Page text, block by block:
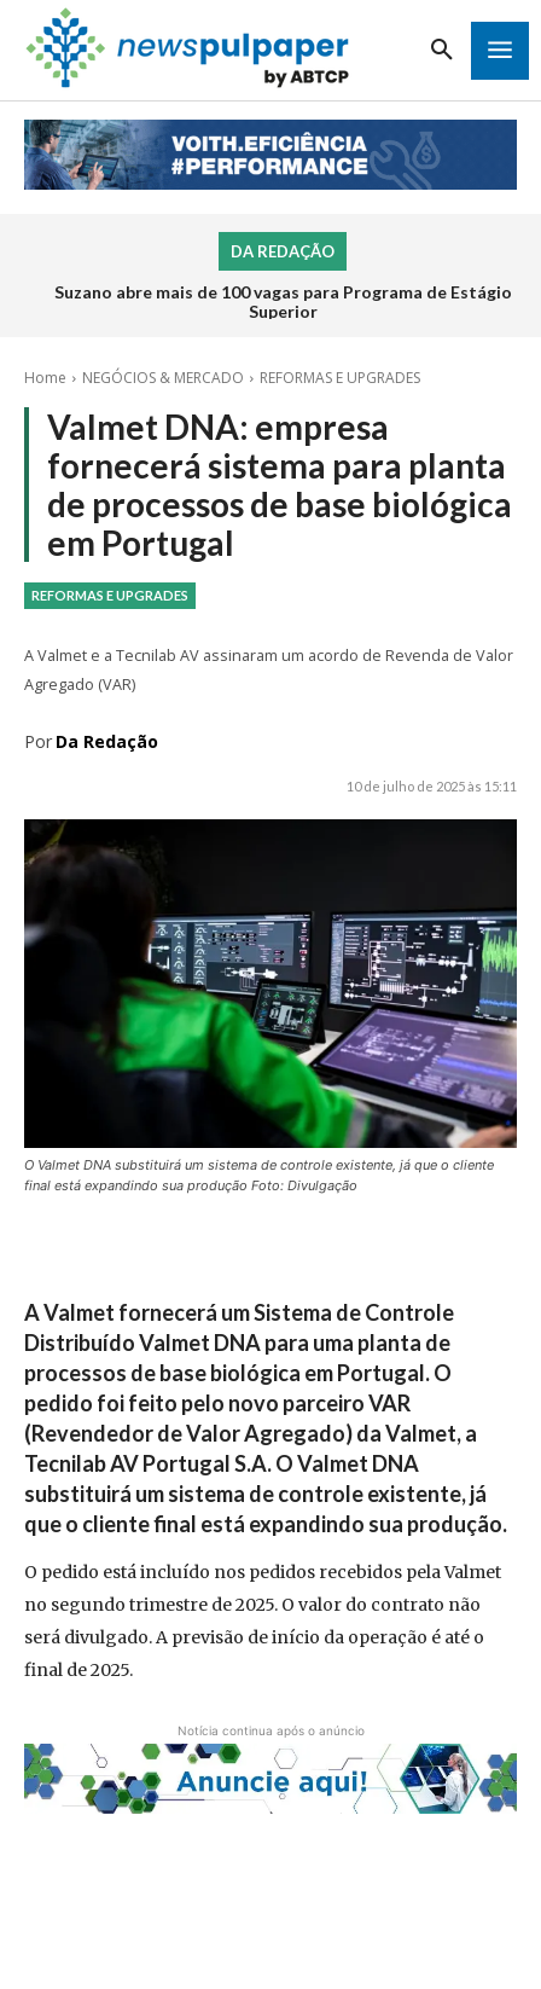
DA REDAÇÃO
Suzano abre mais de 100 vagas para Programa de Estágio
Superior
Home NEGÓCIOS & MERCADO REFORMAS E UPGRADES
Valmet DNA: empresa
fornecerá sistema para planta
de processos de base biológica
em Portugal
REFORMAS E UPGRADES
A Valmet e a Tecnilab AV assinaram um acordo de Revenda de Valor
Agregado (VAR)
Por Da Redação
10 de julho de 2025 às 15:11
O Valmet DNA substituirá um sistema de controle existente, já que o cliente
final está expandindo sua produção Foto: Divulgação
A Valmet fornecerá um Sistema de Controle
Distribuído Valmet DNA para uma planta de
processos de base biológica em Portugal. O
pedido foi feito pelo novo parceiro VAR
(Revendedor de Valor Agregado) da Valmet, a
Tecnilab AV Portugal S.A. O Valmet DNA
substituirá um sistema de controle existente, já
que o cliente final está expandindo sua produção.
O pedido está incluído nos pedidos recebidos pela Valmet
no segundo trimestre de 2025. O valor do contrato não
será divulgado. A previsão de início da operação é até o
final de 2025.
Notícia continua após o anúncio